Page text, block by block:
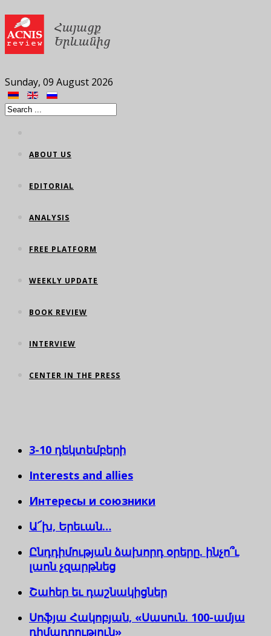
Sunday, 09 August 2026
ABOUT US
EDITORIAL
ANALYSIS
FREE PLATFORM
WEEKLY UPDATE
BOOK REVIEW
INTERVIEW
CENTER IN THE PRESS
3-10 դեկտեմբերի
Interests and allies
Интересы и союзники
Ա՜խ, Երեւան…
Ընդդիմության ձախորդ օրերը. ինչո՞ւ
լաոն չզարթնեց
Շահեր եւ դաշնակիցներ
Սոֆյա Հակոբյան, «Սասուն. 100-ամյա
դիմադրություն»